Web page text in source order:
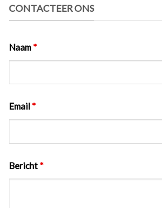
CONTACTEER ONS
Naam*
Email*
Bericht*